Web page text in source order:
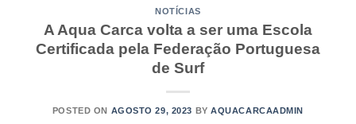
NOTÍCIAS
A Aqua Carca volta a ser uma Escola
Certificada pela Federação Portuguesa
de Surf
POSTED ON AGOSTO 29, 2023 BYAQUACARCAADMIN